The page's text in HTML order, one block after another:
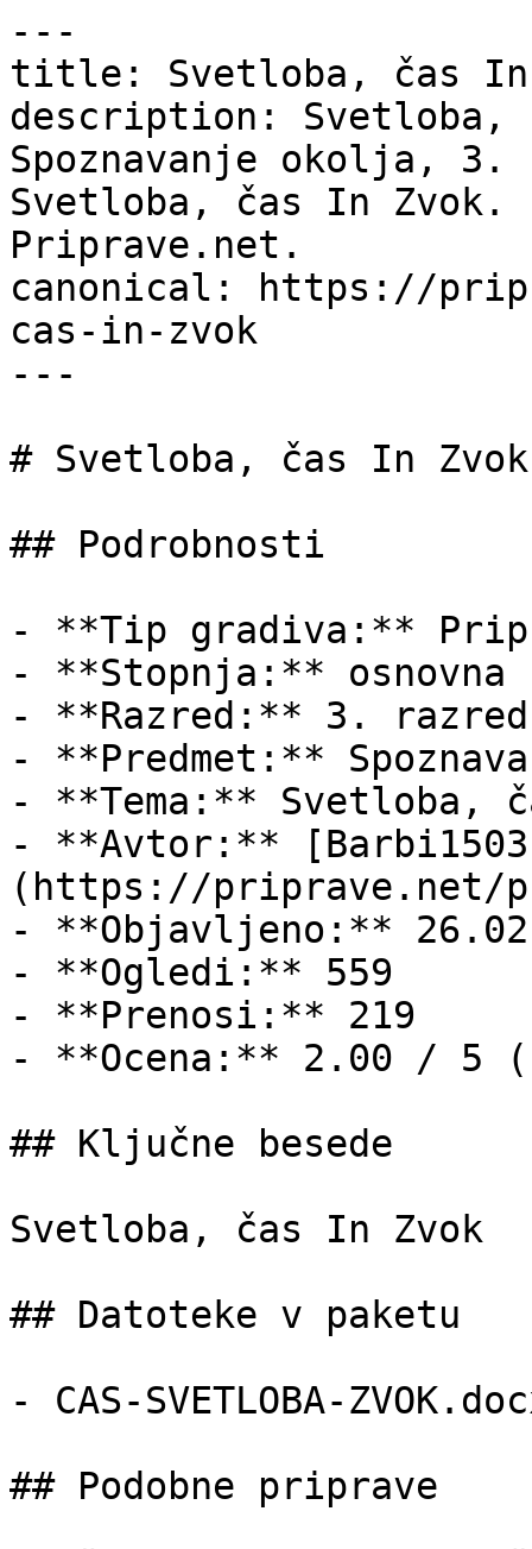
---
title: Svetloba, čas In
description: Svetloba,
Spoznavanje okolja,
Svetloba, čas In Zvok.
Priprave.net.
canonical: https://
cas-in-zvok
---
# Svetloba, čas In Zvok
## Podrobnosti
- **Tip gradiva:**
- **Stopnja:** osnovna
- **Razred:** 3. razred
- **Predmet:**
- **Tema:** Svetloba,
- **Avtor:**
(https://priprave.net/
- **Objavljeno:**
- **Ogledi:** 559
- **Prenosi:** 219
- **Ocena:** 2.00 / 5
## Ključne besede
Svetloba, čas In Zvok
## Datoteke v paketu
- CAS-SVETLOBA-
## Podobne priprave